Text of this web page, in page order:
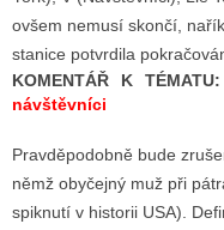
ovšem nemusí skončí,
stanice potvrdila
KOMENTÁŘ K TÉMATU:
návštěvníci
Pravděpodobně bude
němž obyčejný muž při
spiknutí v historii USA).